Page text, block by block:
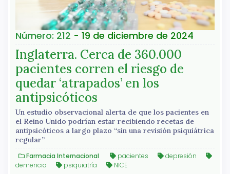
Número: 212 - 19 de diciembre de 2024
Inglaterra. Cerca de 360.000
pacientes corren el riesgo de
quedar ‘atrapados’ en los
antipsicóticos
Un estudio observacional alerta de que los pacientes en
el Reino Unido podrían estar recibiendo recetas de
antipsicóticos a largo plazo “sin una revisión psiquiátrica
regular”
Farmacia Internacional pacientes
depresión
demencia
psiquiatría NICE